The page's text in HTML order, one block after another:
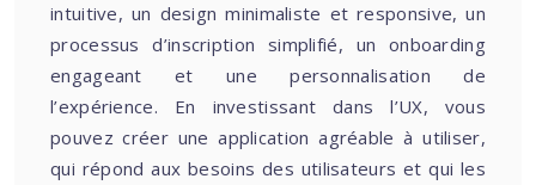
intuitive, un design minimaliste et responsive, un
processus d’inscription simplifié, un onboarding
engageant et une personnalisation de
l’expérience. En investissant dans l’UX, vous
pouvez créer une application agréable à utiliser,
qui répond aux besoins des utilisateurs et qui les